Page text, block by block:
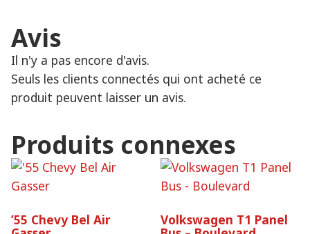
Avis
Il n'y a pas encore d'avis.
Seuls les clients connectés qui ont acheté ce
produit peuvent laisser un avis.
Produits connexes
’55 Chevy Bel Air Volkswagen T1 Panel